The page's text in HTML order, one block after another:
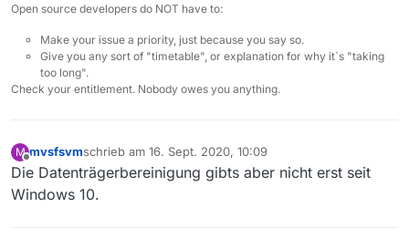
Open source developers do NOT have to:
Make your issue a priority, just because you say so.
Give you any sort of "timetable", or explanation for why it´s "taking
too long".
Check your entitlement. Nobody owes you anything.
M
Offline
mvsfsvmschrieb am 16. Sept. 2020, 10:09
zuletzt editiert von
Die Datenträgerbereinigung gibts aber nicht erst seit
Windows 10.